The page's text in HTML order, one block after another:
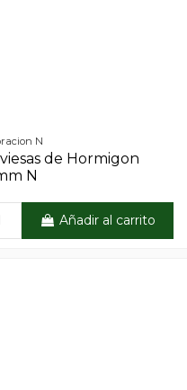
N
de Hormigon
N
Añadir al carrito